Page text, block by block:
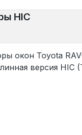
HIC